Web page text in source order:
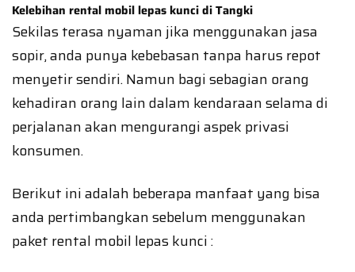
Kelebihan rental mobil lepas kunci di Tangki
Sekilas terasa nyaman jika menggunakan jasa
sopir, anda punya kebebasan tanpa harus repot
menyetir sendiri. Namun bagi sebagian orang
kehadiran orang lain dalam kendaraan selama di
perjalanan akan mengurangi aspek privasi
konsumen.
Berikut ini adalah beberapa manfaat yang bisa
anda pertimbangkan sebelum menggunakan
paket rental mobil lepas kunci :